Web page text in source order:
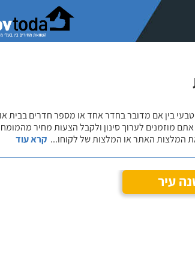
בין אם מדובר בחדר אחד או מספר חדרים בבית
מוזמנים לערוך סינון ולקבל הצעות מחיר
המלצות האתר או המלצות של לקוחו... קרא עוד
עיר